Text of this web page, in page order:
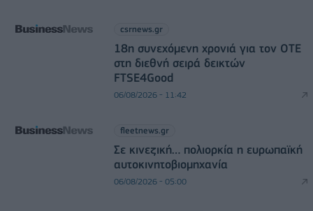
csrnews.gr
18η συνεχόμενη χρονιά για τον ΟΤΕ
στη διεθνή σειρά δεικτών
FTSE4Good
06/08/2026 - 11:42
fleetnews.gr
Σε κινεζική… πολιορκία η ευρωπαϊκή
αυτοκινητοβιομηχανία
06/08/2026 - 05:00